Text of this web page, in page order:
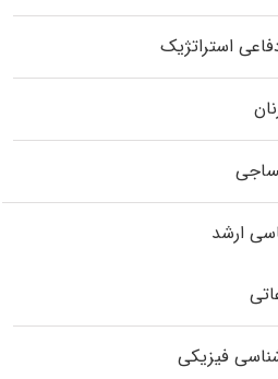
استراتژیک
ارشد
فیزیکی